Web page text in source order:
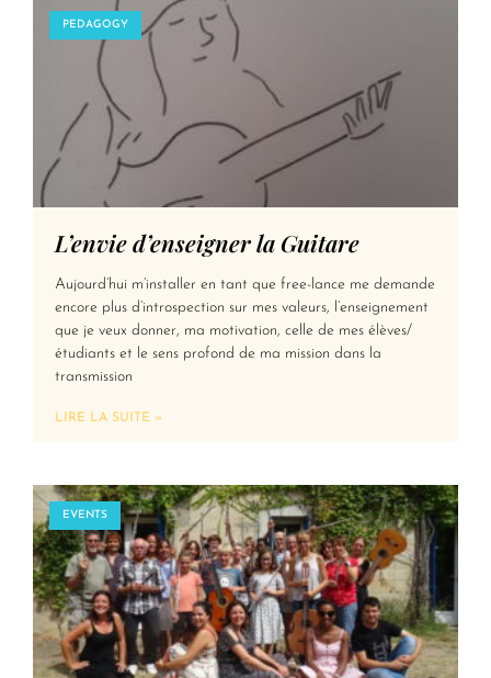
PEDAGOGY
L’envie d’enseigner la Guitare
Aujourd’hui m’installer en tant que free-lance me demande
encore plus d’introspection sur mes valeurs, l’enseignement
que je veux donner, ma motivation, celle de mes élèves/
étudiants et le sens profond de ma mission dans la
transmission
LIRE LA SUITE »
EVENTS